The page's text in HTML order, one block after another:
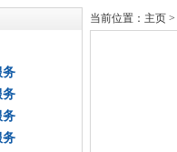
业所得税汇算清缴申报鉴证
务
务
务
务
当前位置： 主页 >